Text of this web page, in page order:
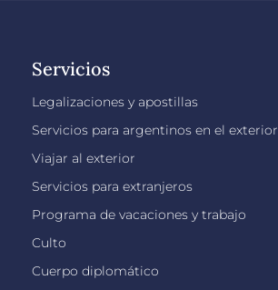
Servicios
Legalizaciones y apostillas
Servicios para argentinos en el exterior
Viajar al exterior
Servicios para extranjeros
Programa de vacaciones y trabajo
Culto
Cuerpo diplomático